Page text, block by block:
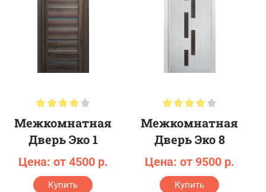
Межкомнатная
Дверь Эко 1
Цена: от 4500 р.
Купить
Межкомнатная
Дверь Эко 8
Цена: от 9500 р.
Купить